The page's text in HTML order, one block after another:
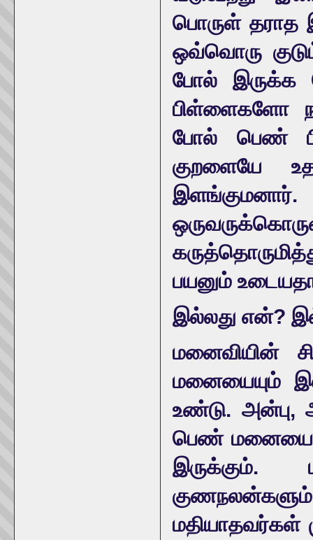
பொருள் தராத
ஒவ்வொரு
போல் இருக்க
பிள்ளைகளோ
போல் பெண்
குறளையே
பயனும்
இல்லது என்?
மனைவியின்
மனையையும்
உண்டு.
பெண் மனையை
இருக்கும்.